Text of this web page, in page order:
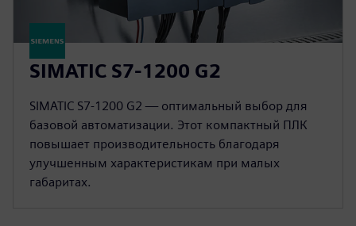
SIMATIC S7-1200 G2
SIMATIC S7-1200 G2 — оптимальный выбор для
базовой автоматизации. Этот компактный ПЛК
повышает производительность благодаря
улучшенным характеристикам при малых
габаритах.